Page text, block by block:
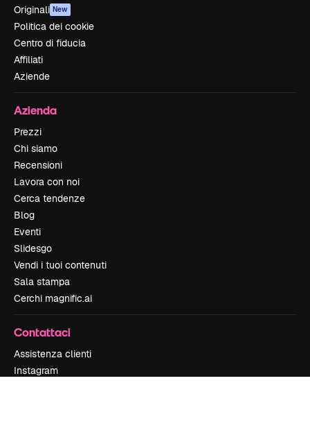
Originali New
Politica dei cookie
Centro di fiducia
Affiliati
Aziende
Azienda
Prezzi
Chi siamo
Recensioni
Lavora con noi
Cerca tendenze
Blog
Eventi
Slidesgo
Vendi i tuoi contenuti
Sala stampa
Cerchi magnific.ai
Contattaci
Assistenza clienti
Instagram